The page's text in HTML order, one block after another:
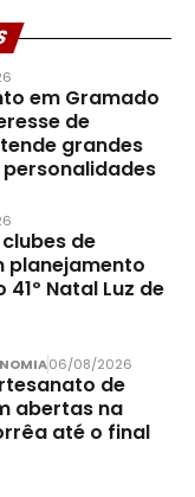
em Gramado
de
grandes
de
planejamento
Natal Luz de
06/08/2026
de
abertas na
até o final